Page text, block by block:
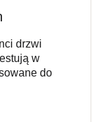
drzwi
w
do